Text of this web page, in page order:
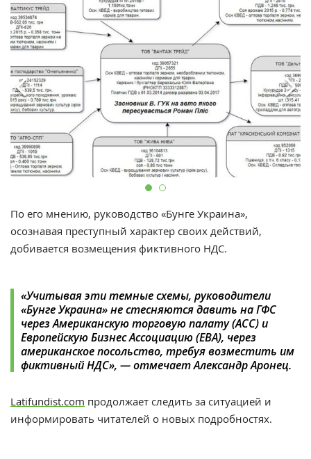
По его мнению, руководство «Бунге Украина»,
осознавая преступный характер своих действий,
добивается возмещения фиктивного НДС.
«Учитывая эти темные схемы, руководители
«Бунге Украина» не стесняются давить на ГФС
через Американскую торговую палату (АСС) и
Европейскую Бизнес Ассоциацию (ЕВА), через
американское посольство, требуя возместить им
фиктивный НДС», — отмечает Александр Аронец.
Latifundist.com продолжает следить за ситуацией и
информировать читателей о новых подробностях.